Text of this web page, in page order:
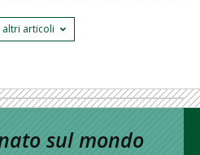
altri articoli
sul mondo